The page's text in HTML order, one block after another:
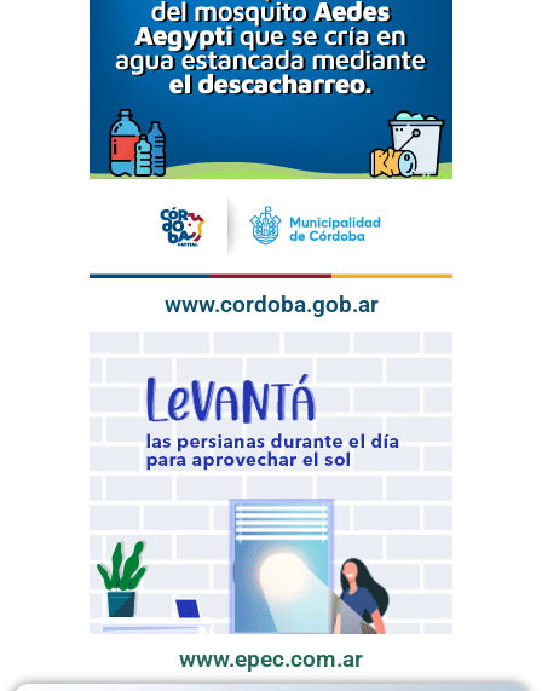
www.cordoba.gob.ar
www.epec.com.ar